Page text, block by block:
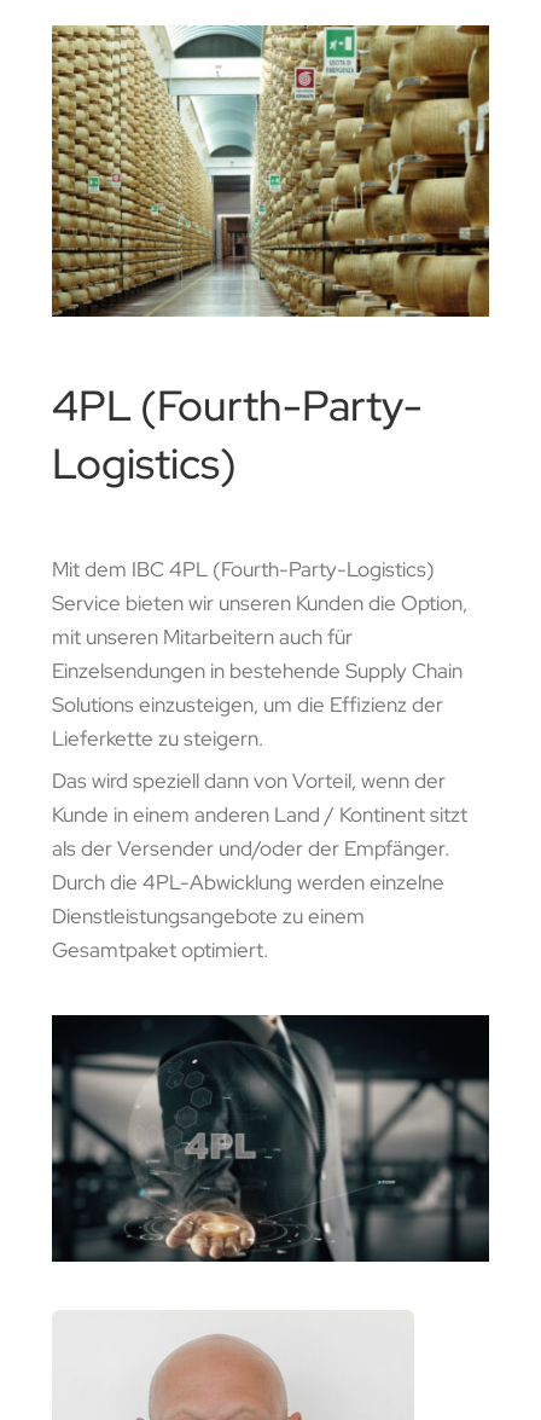
4PL (Fourth-Party-
Logistics)
Mit dem IBC 4PL (Fourth-Party-Logistics)
Service bieten wir unseren Kunden die Option,
mit unseren Mitarbeitern auch für
Einzelsendungen in bestehende Supply Chain
Solutions einzusteigen, um die Effizienz der
Lieferkette zu steigern.
Das wird speziell dann von Vorteil, wenn der
Kunde in einem anderen Land / Kontinent sitzt
als der Versender und/oder der Empfänger.
Durch die 4PL-Abwicklung werden einzelne
Dienstleistungsangebote zu einem
Gesamtpaket optimiert.